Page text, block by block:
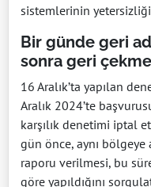
sistemlerinin
Bir günde geri
sonra geri çekme
16 Aralık’ta yapılan
Aralık 2024’te
karşılık denetimi iptal
gün önce, aynı bölgeye
raporu verilmesi, bu
göre yapıldığını